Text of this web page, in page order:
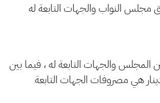
مجلس النواب والجهات التابعة له
والجهات التابعة له ، فيما بين
قد بلغت 1.1 مليار دينار، و106 مليون دينار هي مصروفات الجهات التابعة